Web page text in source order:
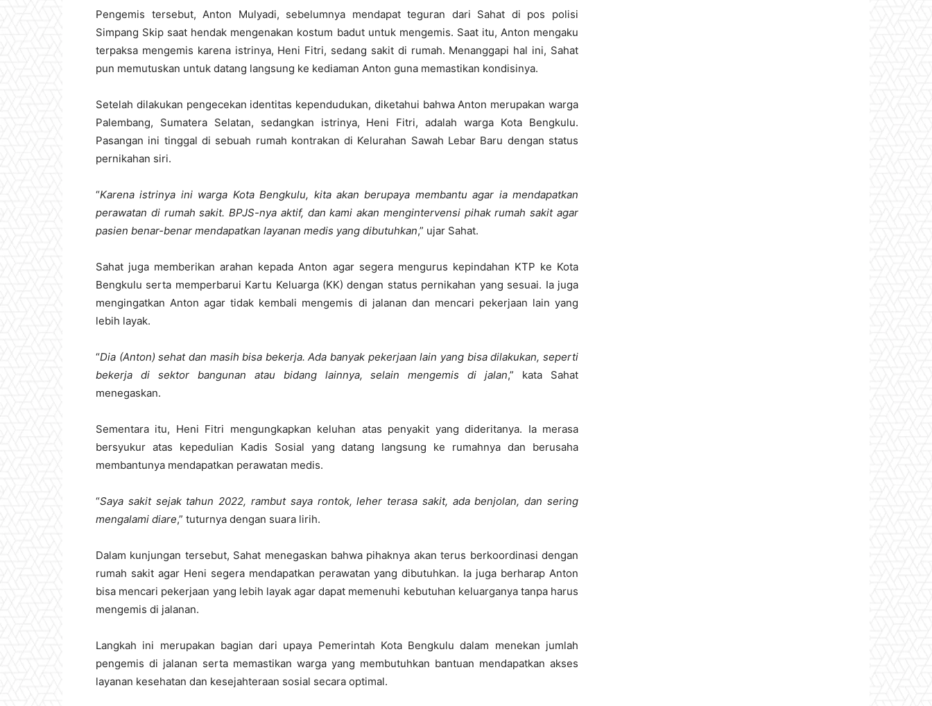
Pengemis tersebut, Anton Mulyadi, sebelumnya mendapat teguran dari Sahat di pos polisi
Simpang Skip saat hendak mengenakan kostum badut untuk mengemis. Saat itu, Anton mengaku
terpaksa mengemis karena istrinya, Heni Fitri, sedang sakit di rumah. Menanggapi hal ini, Sahat
pun memutuskan untuk datang langsung ke kediaman Anton guna memastikan kondisinya.
Setelah dilakukan pengecekan identitas kependudukan, diketahui bahwa Anton merupakan warga
Palembang, Sumatera Selatan, sedangkan istrinya, Heni Fitri, adalah warga Kota Bengkulu.
Pasangan ini tinggal di sebuah rumah kontrakan di Kelurahan Sawah Lebar Baru dengan status
pernikahan siri.
“Karena istrinya ini warga Kota Bengkulu, kita akan berupaya membantu agar ia mendapatkan
perawatan di rumah sakit. BPJS-nya aktif, dan kami akan mengintervensi pihak rumah sakit agar
pasien benar-benar mendapatkan layanan medis yang dibutuhkan,” ujar Sahat.
Sahat juga memberikan arahan kepada Anton agar segera mengurus kepindahan KTP ke Kota
Bengkulu serta memperbarui Kartu Keluarga (KK) dengan status pernikahan yang sesuai. Ia juga
mengingatkan Anton agar tidak kembali mengemis di jalanan dan mencari pekerjaan lain yang
lebih layak.
“Dia (Anton) sehat dan masih bisa bekerja. Ada banyak pekerjaan lain yang bisa dilakukan, seperti
bekerja di sektor bangunan atau bidang lainnya, selain mengemis di jalan,” kata Sahat
menegaskan.
Sementara itu, Heni Fitri mengungkapkan keluhan atas penyakit yang dideritanya. Ia merasa
bersyukur atas kepedulian Kadis Sosial yang datang langsung ke rumahnya dan berusaha
membantunya mendapatkan perawatan medis.
“Saya sakit sejak tahun 2022, rambut saya rontok, leher terasa sakit, ada benjolan, dan sering
mengalami diare,” tuturnya dengan suara lirih.
Dalam kunjungan tersebut, Sahat menegaskan bahwa pihaknya akan terus berkoordinasi dengan
rumah sakit agar Heni segera mendapatkan perawatan yang dibutuhkan. Ia juga berharap Anton
bisa mencari pekerjaan yang lebih layak agar dapat memenuhi kebutuhan keluarganya tanpa harus
mengemis di jalanan.
Langkah ini merupakan bagian dari upaya Pemerintah Kota Bengkulu dalam menekan jumlah
pengemis di jalanan serta memastikan warga yang membutuhkan bantuan mendapatkan akses
layanan kesehatan dan kesejahteraan sosial secara optimal.